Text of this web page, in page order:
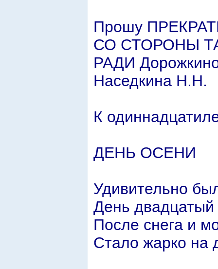
Прошу
СО СТОРОНЫ
РАДИ
Наседкина Н.Н.
К
ДЕНЬ ОСЕНИ
Удивительно
День двадцатый
После снега и
Стало жарко на